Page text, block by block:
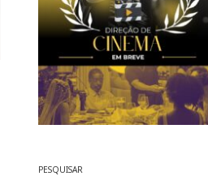
PESQUISAR